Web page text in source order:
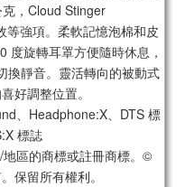
，Cloud Stinger
等強項。柔軟記憶泡棉和皮
度旋轉耳罩方便隨時休息，
換靜音。靈活轉向的被動式
好調整位置。
、Headphone:X、DTS 標
標誌
區的商標或註冊商標。©
保留所有權利。